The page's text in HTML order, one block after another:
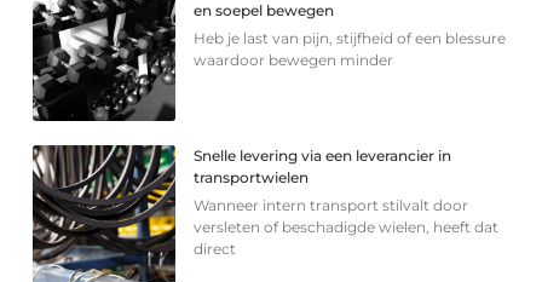
en soepel bewegen
Heb je last van pijn, stijfheid of een blessure
waardoor bewegen minder
Snelle levering via een leverancier in
transportwielen
Wanneer intern transport stilvalt door
versleten of beschadigde wielen, heeft dat
direct